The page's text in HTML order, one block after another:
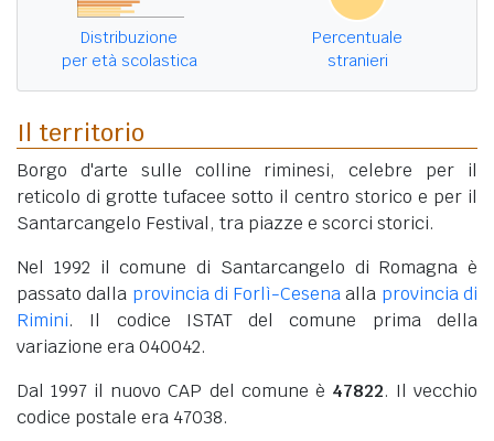
Distribuzione
per età scolastica
Percentuale
stranieri
Il territorio
Borgo d'arte sulle colline riminesi, celebre per il
reticolo di grotte tufacee sotto il centro storico e per il
Santarcangelo Festival, tra piazze e scorci storici.
Nel 1992 il comune di Santarcangelo di Romagna è
passato dalla provincia di Forlì-Cesenaalla provincia di
Rimini. Il codice ISTAT del comune prima della
variazione era 040042.
Dal 1997 il nuovo CAP del comune è 47822. Il vecchio
codice postale era 47038.